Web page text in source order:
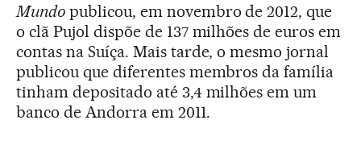
Mundopublicou, em novembro de 2012, que
o clã Pujol dispõe de 137 milhões de euros em
contas na Suíça. Mais tarde, o mesmo jornal
publicou que diferentes membros da família
tinham depositado até 3,4 milhões em um
banco de Andorra em 2011.